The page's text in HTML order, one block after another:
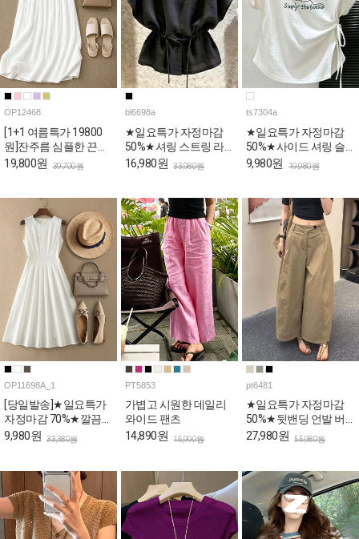
OP12468
[1+1 여름특가 19800
원]잔주름 심플한 끈나
시 롱 원피스
19,800원 39,700원
bl6698a
★일요특가 자정마감
50%★셔링 스트링 라
운드 여름 블라우스
16,980원 33,980원
ts7304a
★일요특가 자정마감
50%★사이드 셔링 슬
림핏 반팔 티셔츠
9,980원 19,980원
OP11698A_1
[당일발송]★일요특가
자정마감 70%★깔끔한
핀턱라인 민소매 롱 원
9,980원 33,380원
PT5853
가볍고 시원한 데일리
와이드 팬츠
14,890원 15,990원
pt6481
★일요특가 자정마감
50%★뒷밴딩 언발 버
튼 와이드 코튼 팬츠
27,980원 55,980원